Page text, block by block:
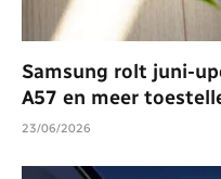
Samsung rolt juni-
A57 en meer
23/06/2026